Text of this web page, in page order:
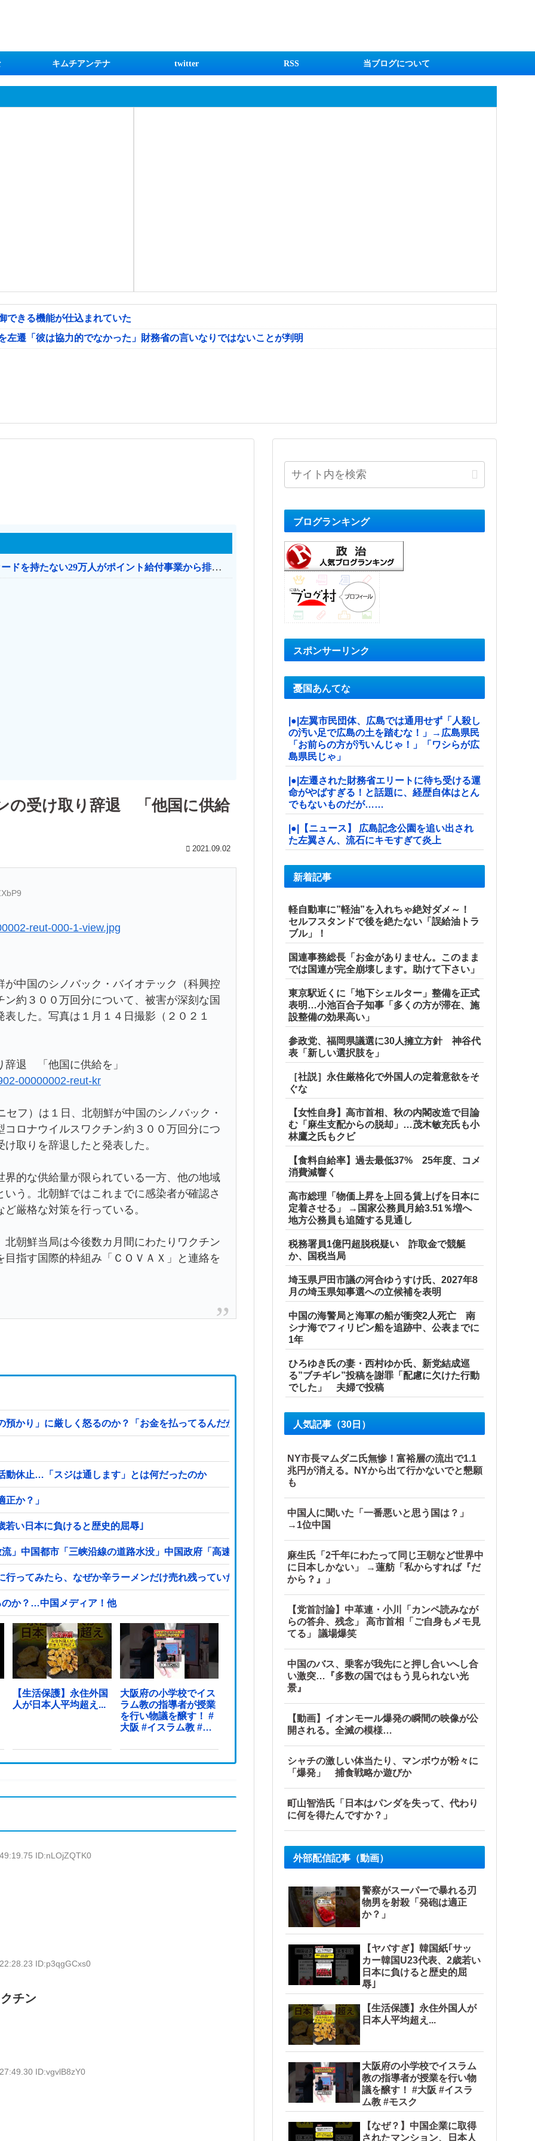
キムチアンテナ twitter RSS 当ブログについて
できる機能が仕込まれていた
遷「彼は協力的でなかった」財務省の言いなりではないことが判明
共産党「これは酷い…京都市でマイナンバーカードを持たない29万人がポイント給付事業から排除された」
の受け取り辞退 「他国に供給
2021.09.02
reut-000-1-view.jpg
中国のシノバック・バイオテック（科興控
約３００万回分について、被害が深刻な国
した。写真は１月１４日撮影（２０２１
辞退 「他国に供給を」
00000002-reut-kr
フ）は１日、北朝鮮が中国のシノバック・
ロナウイルスワクチン約３００万回分につ
取りを辞退したと発表した。
的な供給量が限られている一方、他の地域
う。北朝鮮ではこれまでに感染者が確認さ
厳格な対策を行っている。
朝鮮当局は今後数カ月間にわたりワクチン
指す国際的枠組み「ＣＯＶＡＸ」と連絡を
かり」に厳しく怒るのか？「お金を払ってるんだから自由だろ」主張する保護者 vs 「保育欠如のための施設」と諭す保
動休止…「スジは通します」とは何だったのか
か？」
い日本に負けると歴史的屈辱｣
」中国都市「三峡沿線の道路水没」中国政府「高速道路封鎖！」中国ダム「緊急放流に合わせて開門（土砂崩れ発生」→
ってみたら、なぜか辛ラーメンだけ売れ残っていたんです…」
か？…中国メディア！他
【生活保護】永住外国
人が日本人平均超え...
大阪府の小学校でイス
ラム教の指導者が授業
を行い物議を醸す！ #
大阪 #イスラム教 #モ
ID:nLOjZQTK0
ID:p3qgGCxs0
チン
ID:vgvlB8zY0
ブログランキング
スポンサーリンク
憂国あんてな
|●|左翼市民団体、広島では通用せず「人殺し
の汚い足で広島の土を踏むな！」→広島県民
「お前らの方が汚いんじゃ！」「ワシらが広
島県民じゃ」
|●|左遷された財務省エリートに待ち受ける運
命がやばすぎる！と話題に、経歴自体はとん
でもないものだが……
|●|【ニュース】 広島記念公園を追い出され
た左翼さん、流石にキモすぎて炎上
新着記事
軽自動車に”軽油”を入れちゃ絶対ダメ～！
セルフスタンドで後を絶たない「誤給油トラ
ブル」！
国連事務総長「お金がありません。このまま
では国連が完全崩壊します。助けて下さい」
東京駅近くに「地下シェルター」整備を正式
表明…小池百合子知事「多くの方が滞在、施
設整備の効果高い」
参政党、福岡県議選に30人擁立方針 神谷代
表「新しい選択肢を」
［社説］永住厳格化で外国人の定着意欲をそ
ぐな
【女性自身】高市首相、秋の内閣改造で目論
む「麻生支配からの脱却」…茂木敏充氏も小
林鷹之氏もクビ
【食料自給率】過去最低37% 25年度、コメ
消費減響く
高市総理「物価上昇を上回る賃上げを日本に
定着させる」 →国家公務員月給3.51％増へ
地方公務員も追随する見通し
税務署員1億円超脱税疑い 詐取金で競艇
か、国税当局
埼玉県戸田市議の河合ゆうすけ氏、2027年8
月の埼玉県知事選への立候補を表明
中国の海警局と海軍の船が衝突2人死亡 南
シナ海でフィリピン船を追跡中、公表までに
1年
ひろゆき氏の妻・西村ゆか氏、新党結成巡
る”ブチギレ”投稿を謝罪「配慮に欠けた行動
でした」 夫婦で投稿
人気記事（30日）
NY市長マムダニ氏無惨！富裕層の流出で1.1
兆円が消える。NYから出て行かないでと懇願
も
中国人に聞いた「一番悪いと思う国は？」
→1位中国
麻生氏「2千年にわたって同じ王朝など世界中
に日本しかない」 →蓮舫「私からすれば『だ
から？』」
【党首討論】中革連・小川「カンペ読みなが
らの答弁、残念」 高市首相「ご自身もメモ見
てる」 議場爆笑
中国のバス、乗客が我先にと押し合いへし合
い激突…『多数の国ではもう見られない光
景』
【動画】イオンモール爆発の瞬間の映像が公
開される。全滅の模様…
シャチの激しい体当たり、マンボウが粉々に
「爆発」 捕食戦略か遊びか
町山智浩氏「日本はパンダを失って、代わり
に何を得たんですか？」
外部配信記事（動画）
警察がスーパーで暴れる刃
物男を射殺「発砲は適正
か？」
【ヤバすぎ】韓国紙｢サッ
カー韓国U23代表、2歳若い
日本に負けると歴史的屈
辱｣
【生活保護】永住外国人が
日本人平均超え...
大阪府の小学校でイスラム
教の指導者が授業を行い物
議を醸す！ #大阪 #イスラ
ム教 #モスク
【なぜ？】中国企業に取得
されたマンション、日本人